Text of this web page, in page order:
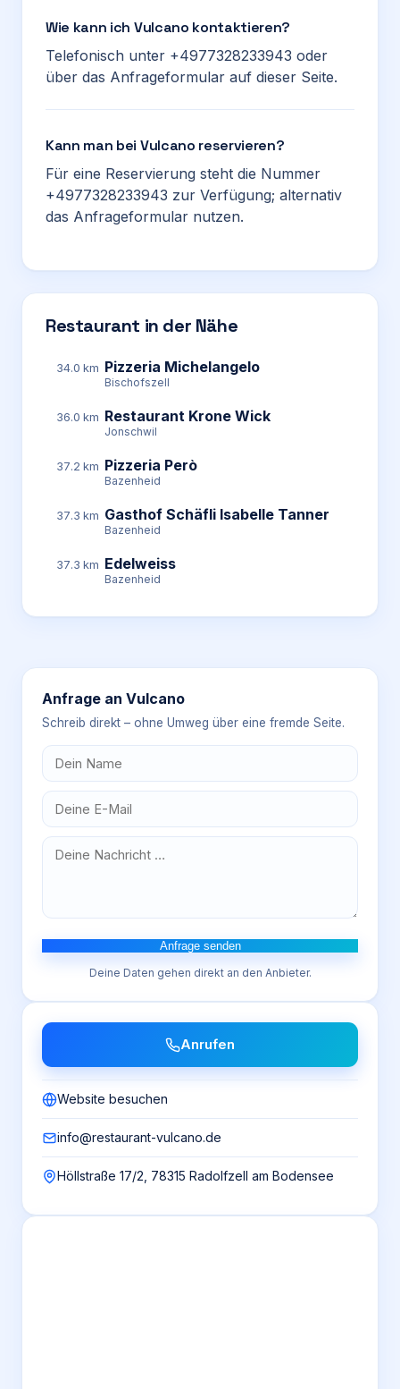
Wie kann ich Vulcano kontaktieren?
Telefonisch unter +4977328233943 oder
über das Anfrageformular auf dieser Seite.
Kann man bei Vulcano reservieren?
Für eine Reservierung steht die Nummer
+4977328233943 zur Verfügung; alternativ
das Anfrageformular nutzen.
Restaurant in der Nähe
34.0 km Pizzeria Michelangelo
Bischofszell
36.0 km Restaurant Krone Wick
Jonschwil
37.2 km Pizzeria Però
Bazenheid
37.3 km Gasthof Schäfli Isabelle Tanner
Bazenheid
37.3 km Edelweiss
Bazenheid
Anfrage an Vulcano
Schreib direkt – ohne Umweg über eine fremde Seite.
Anfrage senden
Deine Daten gehen direkt an den Anbieter.
Anrufen
Website besuchen
info@restaurant-vulcano.de
Höllstraße 17/2, 78315 Radolfzell am Bodensee